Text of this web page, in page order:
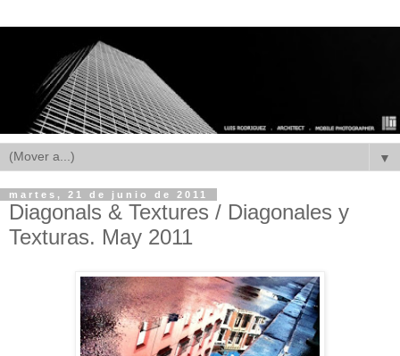
▼
martes, 21 de junio de 2011
Diagonals & Textures / Diagonales y
Texturas. May 2011